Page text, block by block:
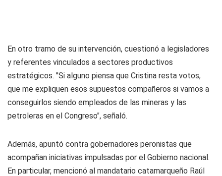
En otro tramo de su intervención, cuestionó a legisladores
y referentes vinculados a sectores productivos
estratégicos. "Si alguno piensa que Cristina resta votos,
que me expliquen esos supuestos compañeros si vamos a
conseguirlos siendo empleados de las mineras y las
petroleras en el Congreso", señaló.
Además, apuntó contra gobernadores peronistas que
acompañan iniciativas impulsadas por el Gobierno nacional.
En particular, mencionó al mandatario catamarqueño Raúl